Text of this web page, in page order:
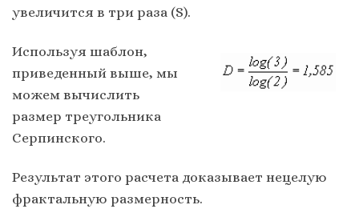
увеличится в три раза (S).
Используя шаблон,
приведенный выше, мы
можем вычислить
размер треугольника
Серпинского.
Результат этого расчета доказывает нецелую
фрактальную размерность.